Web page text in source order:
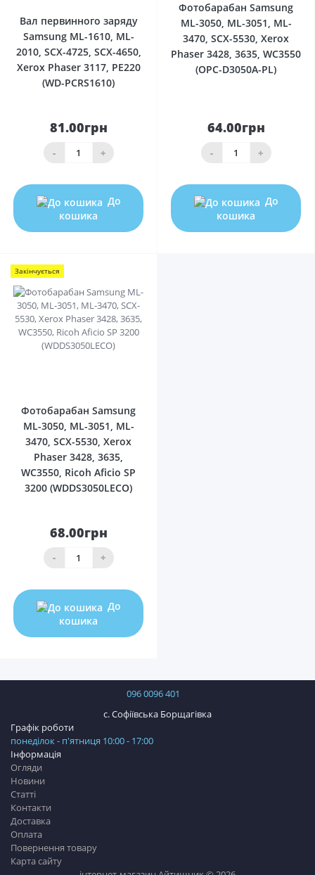
Вал первинного заряду
Samsung ML-1610, ML-
2010, SCX-4725, SCX-4650,
Xerox Phaser 3117, PE220
(WD-PCRS1610)
81.00грн
- +
До
кошика
Фотобарабан Samsung
ML-3050, ML-3051, ML-
3470, SCX-5530, Xerox
Phaser 3428, 3635, WC3550
(OPC-D3050A-PL)
64.00грн
- +
До
кошика
Закінчується
Фотобарабан Samsung
ML-3050, ML-3051, ML-
3470, SCX-5530, Xerox
Phaser 3428, 3635,
WC3550, Ricoh Aficio SP
3200 (WDDS3050LECO)
68.00грн
- +
До
кошика
096 0096 401
с. Софіївська Борщагівка
Інформація
Огляди
Новини
Статті
Контакти
Доставка
Оплата
Повернення товару
Карта сайту
Графік роботи
понеділок - п'ятниця 10:00 - 17:00